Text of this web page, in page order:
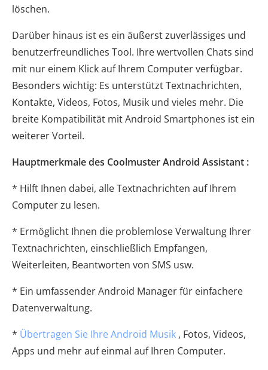
löschen.
Darüber hinaus ist es ein äußerst zuverlässiges und
benutzerfreundliches Tool. Ihre wertvollen Chats sind
mit nur einem Klick auf Ihrem Computer verfügbar.
Besonders wichtig: Es unterstützt Textnachrichten,
Kontakte, Videos, Fotos, Musik und vieles mehr. Die
breite Kompatibilität mit Android Smartphones ist ein
weiterer Vorteil.
Hauptmerkmale des Coolmuster Android Assistant :
* Hilft Ihnen dabei, alle Textnachrichten auf Ihrem
Computer zu lesen.
* Ermöglicht Ihnen die problemlose Verwaltung Ihrer
Textnachrichten, einschließlich Empfangen,
Weiterleiten, Beantworten von SMS usw.
* Ein umfassender Android Manager für einfachere
Datenverwaltung.
* Übertragen Sie Ihre Android Musik , Fotos, Videos,
Apps und mehr auf einmal auf Ihren Computer.